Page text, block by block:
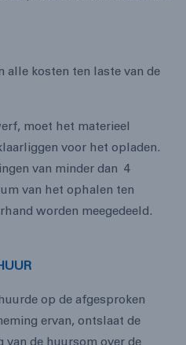
alle kosten ten laste van de
moet het materieel
voor het opladen.
van minder dan 4
van het ophalen ten
worden meegedeeld.
op de afgesproken
ervan, ontslaat de
van de huursom over de